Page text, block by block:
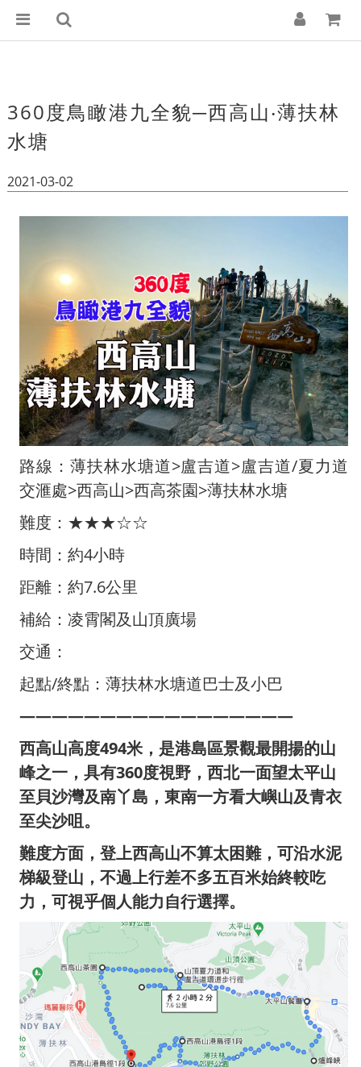
360度鳥瞰港九全貌─西高山‧薄扶林
水塘
2021-03-02
路線：薄扶林水塘道>盧吉道>盧吉道/夏力道
交滙處>西高山>西高茶園>薄扶林水塘
難度：★★★☆☆
時間：約4小時
距離：約7.6公里
補給：凌霄閣及山頂廣場
交通：
起點/終點：薄扶林水塘道巴士及小巴
—————————————————
西高山高度494米，是港島區景觀最開揚的山
峰之一，具有360度視野，西北一面望太平山
至貝沙灣及南丫島，東南一方看大嶼山及青衣
至尖沙咀。
難度方面，登上西高山不算太困難，可沿水泥
梯級登山，不過上行差不多五百米始終較吃
力，可視乎個人能力自行選擇。